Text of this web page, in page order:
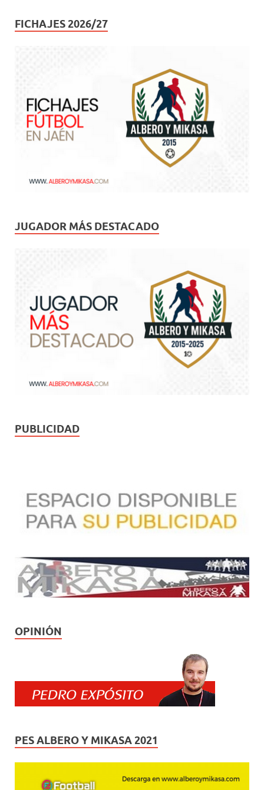
FICHAJES 2026/27
JUGADOR MÁS DESTACADO
PUBLICIDAD
OPINIÓN
PES ALBERO Y MIKASA 2021